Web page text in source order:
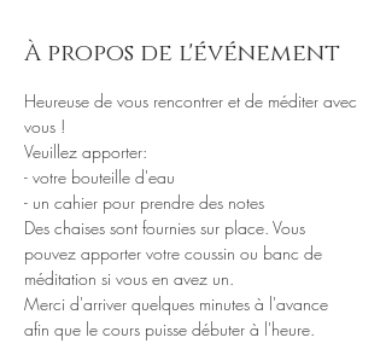
À propos de l'événement
Heureuse de vous rencontrer et de méditer avec
Des chaises sont fournies sur place. Vous
pouvez apporter votre coussin ou banc de
Merci d'arriver quelques minutes à l'avance